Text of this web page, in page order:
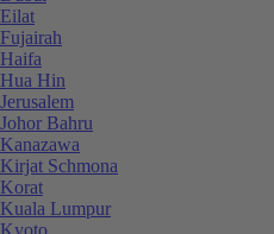
Eilat
Fujairah
Haifa
Hua Hin
Jerusalem
Johor Bahru
Kanazawa
Kirjat Schmona
Korat
Kuala Lumpur
Kyoto